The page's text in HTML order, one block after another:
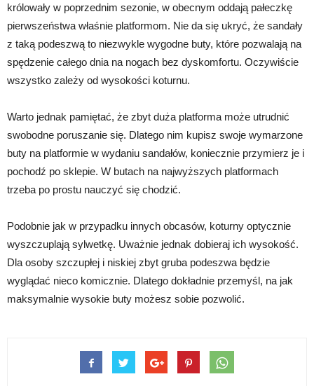
królowały w poprzednim sezonie, w obecnym oddają pałeczkę
pierwszeństwa właśnie platformom. Nie da się ukryć, że sandały
z taką podeszwą to niezwykle wygodne buty, które pozwalają na
spędzenie całego dnia na nogach bez dyskomfortu. Oczywiście
wszystko zależy od wysokości koturnu.
Warto jednak pamiętać, że zbyt duża platforma może utrudnić
swobodne poruszanie się. Dlatego nim kupisz swoje wymarzone
buty na platformie w wydaniu sandałów, koniecznie przymierz je i
pochodź po sklepie. W butach na najwyższych platformach
trzeba po prostu nauczyć się chodzić.
Podobnie jak w przypadku innych obcasów, koturny optycznie
wyszczuplają sylwetkę. Uważnie jednak dobieraj ich wysokość.
Dla osoby szczupłej i niskiej zbyt gruba podeszwa będzie
wyglądać nieco komicznie. Dlatego dokładnie przemyśl, na jak
maksymalnie wysokie buty możesz sobie pozwolić.